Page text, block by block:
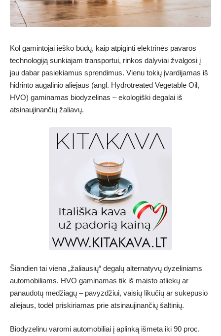
Kol gamintojai ieško būdų, kaip atpiginti elektrinės pavaros
technologiją sunkiajam transportui, rinkos dalyviai žvalgosi į
jau dabar pasiekiamus sprendimus. Vienu tokių įvardijamas iš
hidrinto augalinio aliejaus (angl. Hydrotreated Vegetable Oil,
HVO) gaminamas biodyzelinas – ekologiški degalai iš
atsinaujinančių žaliavų.
Šiandien tai viena „žaliausių“ degalų alternatyvų dyzeliniams
automobiliams. HVO gaminamas tik iš maisto atliekų ar
panaudotų medžiagų – pavyzdžiui, vaisių likučių ar sukepusio
aliejaus, todėl priskiriamas prie atsinaujinančių šaltinių.
Biodyzelinu varomi automobiliai į aplinką išmeta iki 90 proc.